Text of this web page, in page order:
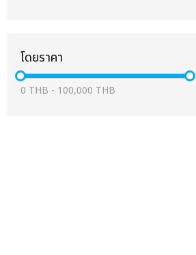
โดยราคา
0 THB - 100,000 THB